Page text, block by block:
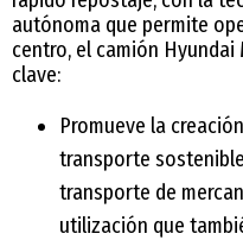
autónoma que permite
centro, el camión
clave:
Promueve la
transporte
transporte de
utilización que